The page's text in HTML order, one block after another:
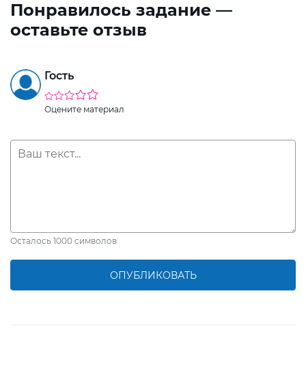
Понравилось задание —
оставьте отзыв
Гость
Оцените материал
Осталось 1000 символов
ОПУБЛИКОВАТЬ